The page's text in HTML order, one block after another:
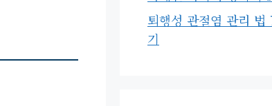
퇴행성 관절염 관리 법
기